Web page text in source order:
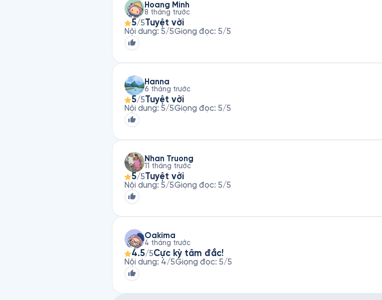
Hoang Minh
8 tháng trước
5/5Tuyệt vời
Nội dung: 5/5Giọng đọc: 5/5
Hanna
6 tháng trước
5/5Tuyệt vời
Nội dung: 5/5Giọng đọc: 5/5
Nhan Truong
11 tháng trước
5/5Tuyệt vời
Nội dung: 5/5Giọng đọc: 5/5
Oakima
4 tháng trước
4.5/5Cực kỳ tâm đắc!
Nội dung: 4/5Giọng đọc: 5/5